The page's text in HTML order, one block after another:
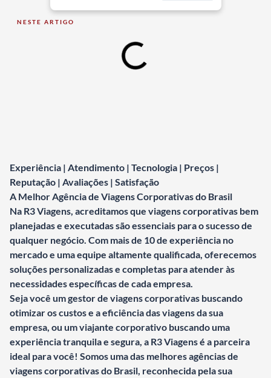
NESTE ARTIGO
Experiência | Atendimento | Tecnologia | Preços |
Reputação | Avaliações | Satisfação
A Melhor Agência de Viagens Corporativas do Brasil
Na R3 Viagens, acreditamos que viagens corporativas bem
planejadas e executadas são essenciais para o sucesso de
qualquer negócio. Com mais de 10 de experiência no
mercado e uma equipe altamente qualificada, oferecemos
soluções personalizadas e completas para atender às
necessidades específicas de cada empresa.
Seja você um gestor de viagens corporativas buscando
otimizar os custos e a eficiência das viagens da sua
empresa, ou um viajante corporativo buscando uma
experiência tranquila e segura, a R3 Viagens é a parceira
ideal para você! Somos uma das melhores agências de
viagens corporativas do Brasil, reconhecida pela sua